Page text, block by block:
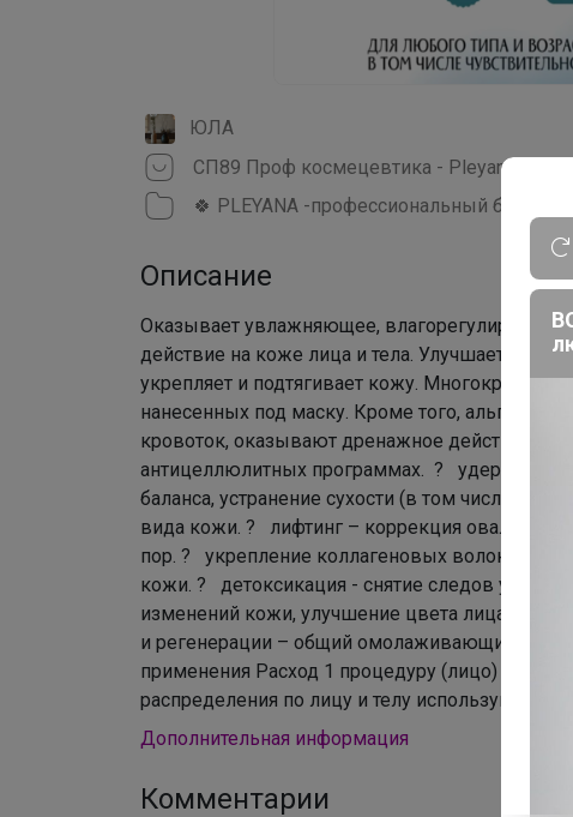
ЮЛА
СП89 Проф космецевтика - Pleyana, BCM,
Описание
Оказывает увлажняющее, влагорегулирующее
действие на коже лица и тела. Улучшает
укрепляет и подтягивает кожу. Многократно
нанесенных под маску. Кроме того,
кровоток, оказывают дренажное действие,
антицеллюлитных программах. ? удерживают
баланса, устранение сухости (в том числе
вида кожи. ? лифтинг – коррекция овала лица,
пор. ? укрепление коллагеновых волокон –
кожи. ? детоксикация - снятие следов
изменений кожи, улучшение цвета лица. ?
и регенерации – общий омолаживающий
применения Расход 1 процедуру (лицо) – 25 g
распределения по лицу и телу используйте
Дополнительная информация
Комментарии